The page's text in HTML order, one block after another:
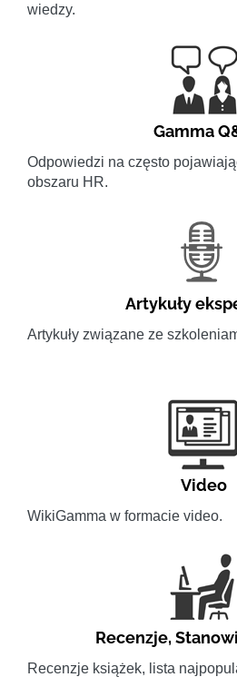
wiedzy.
Gamma
Odpowiedzi na często
obszaru HR.
Artykuły
Artykuły związane ze
Video
WikiGamma w formacie video.
Recenzje,
Recenzje książek, lista